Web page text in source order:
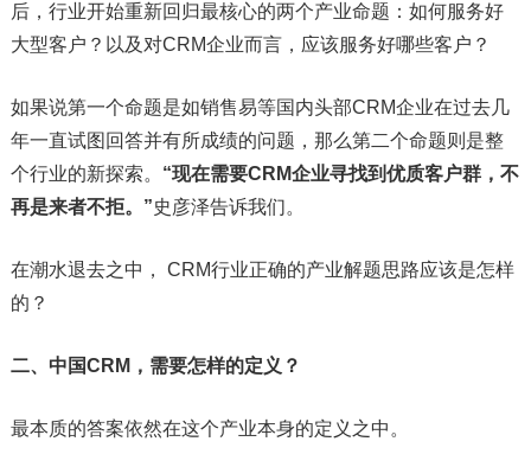
后，行业开始重新回归最核心的两个产业命题：如何服务好
大型客户？以及对CRM企业而言，应该服务好哪些客户？
如果说第一个命题是如销售易等国内头部CRM企业在过去几
年一直试图回答并有所成绩的问题，那么第二个命题则是整
个行业的新探索。 “现在需要CRM企业寻找到优质客户群，不
再是来者不拒。”史彦泽告诉我们。
在潮水退去之中， CRM行业正确的产业解题思路应该是怎样
的？
二、中国CRM，需要怎样的定义？
最本质的答案依然在这个产业本身的定义之中。